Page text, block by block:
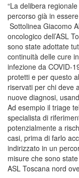
“La delibera
percorso già in
Sottolinea Giacomo
oncologico dell’ASL
sono state adottate
continuità delle cure
infezione da COVID-
protetti e per questo
riservati per chi deve
nuove diagnosi,
Ad esempio il triage
specialista di
potenzialmente a
casi, prima di farlo
indirizzato in un
misure che sono
ASL Toscana nord